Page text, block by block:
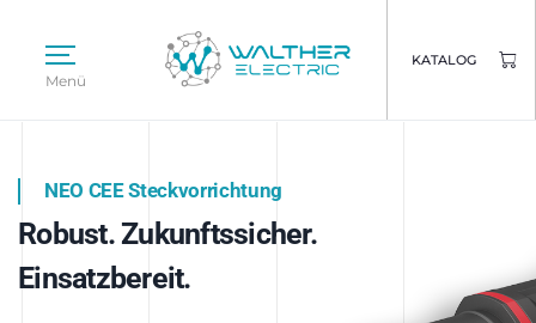
Menü
KATALOG
Intelligente Stromverteilung
NEO CEE Steckvorrichtung
Robust. Zukunftssicher.
Einsatzbereit.
Intelligenz trifft Energie.